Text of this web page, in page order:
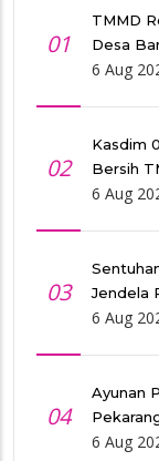
01
TMMD
Desa
6 Aug
02
Kasdim
Bersih
6 Aug
03
Jendela
6 Aug
04
Ayunan
6 Aug